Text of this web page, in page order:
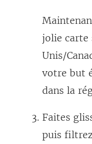
jolie carte
Unis/
votre but
dans la
Faites
puis